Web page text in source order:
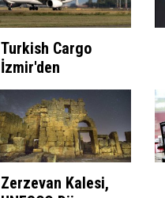
Turkish Cargo
İzmir'den
seferlerine
başlıyor
Zerzevan Kalesi,